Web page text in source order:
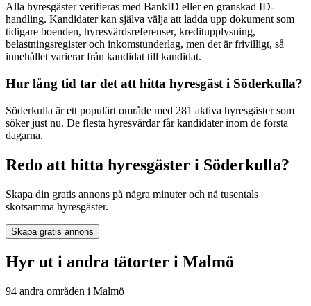
Alla hyresgäster verifieras med BankID eller en granskad ID-
handling. Kandidater kan själva välja att ladda upp dokument som
tidigare boenden, hyresvärdsreferenser, kreditupplysning,
belastningsregister och inkomstunderlag, men det är frivilligt, så
innehållet varierar från kandidat till kandidat.
Hur lång tid tar det att hitta hyresgäst i Söderkulla?
Söderkulla är ett populärt område med 281 aktiva hyresgäster som
söker just nu. De flesta hyresvärdar får kandidater inom de första
dagarna.
Redo att hitta hyresgäster i Söderkulla?
Skapa din gratis annons på några minuter och nå tusentals
skötsamma hyresgäster.
Skapa gratis annons
Hyr ut i andra tätorter i Malmö
94 andra områden i Malmö